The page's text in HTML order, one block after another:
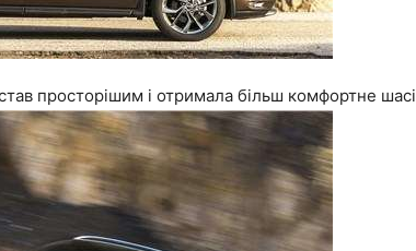
просторішим і отримала більш комфортне шасі